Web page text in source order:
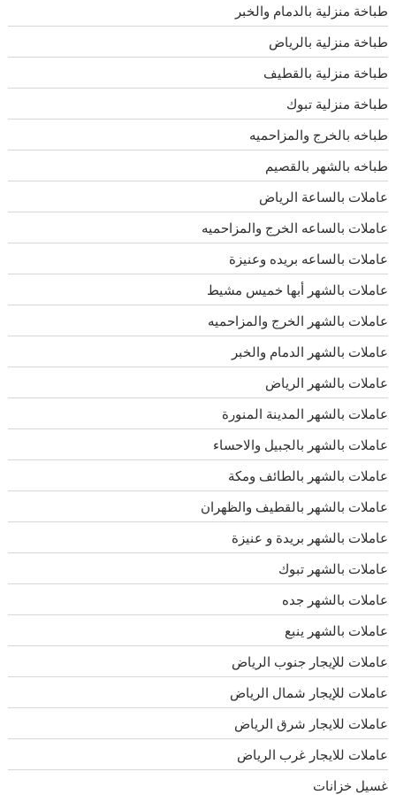
طباخة منزلية بالدمام والخبر
طباخة منزلية بالرياض
طباخة منزلية بالقطيف
طباخة منزلية تبوك
طباخه بالخرج والمزاحميه
طباخه بالشهر بالقصيم
عاملات بالساعة الرياض
عاملات بالساعه الخرج والمزاحميه
عاملات بالساعه بريده وعنيزة
عاملات بالشهر أبها خميس مشيط
عاملات بالشهر الخرج والمزاحميه
عاملات بالشهر الدمام والخبر
عاملات بالشهر الرياض
عاملات بالشهر المدينة المنورة
عاملات بالشهر بالجبيل والاحساء
عاملات بالشهر بالطائف ومكة
عاملات بالشهر بالقطيف والظهران
عاملات بالشهر بريدة و عنيزة
عاملات بالشهر تبوك
عاملات بالشهر جده
عاملات بالشهر ينبع
عاملات للإيجار جنوب الرياض
عاملات للإيجار شمال الرياض
عاملات للايجار شرق الرياض
عاملات للايجار غرب الرياض
غسيل خزانات